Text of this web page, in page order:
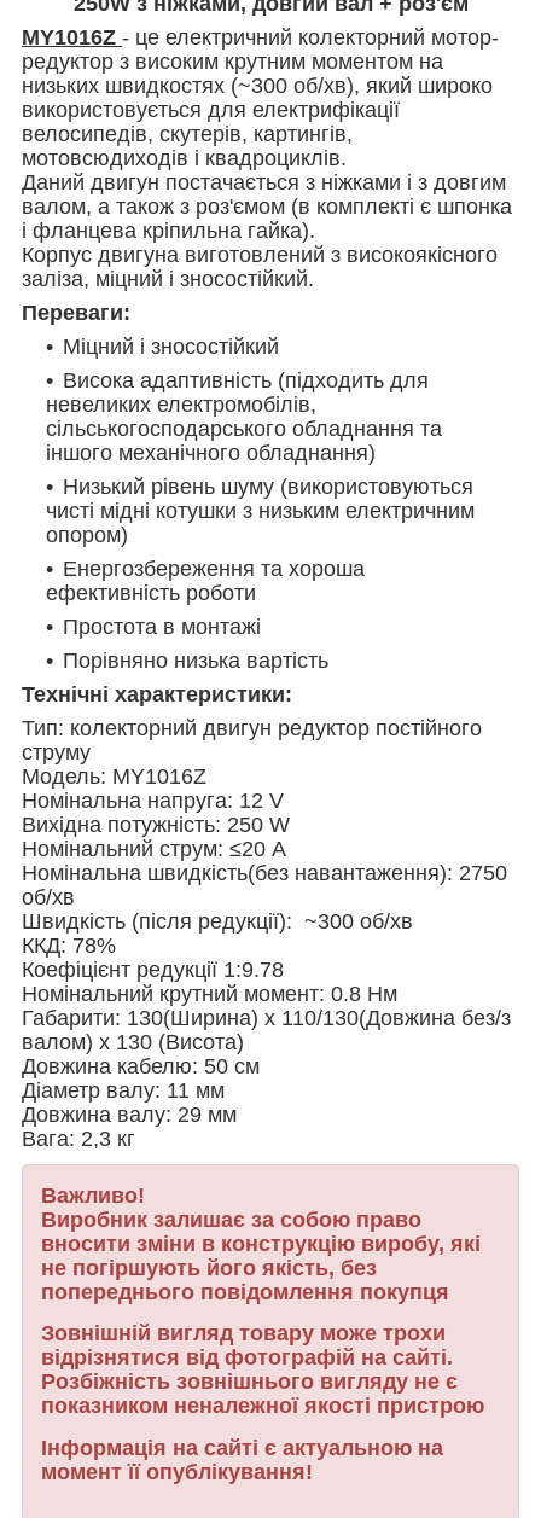
MY1016Z - це електричний колекторний мотор-
редуктор з високим крутним моментом на
низьких швидкостях (~300 об/хв), який широко
використовується для електрифікації
велосипедів, скутерів, картингів,
мотовсюдиходів і квадроциклів.
Даний двигун постачається з ніжками і з довгим
валом, а також з роз'ємом (в комплекті є шпонка
і фланцева кріпильна гайка).
Корпус двигуна виготовлений з високоякісного
заліза, міцний і зносостійкий.
Переваги:
Міцний і зносостійкий
Висока адаптивність (підходить для
невеликих електромобілів,
сільськогосподарського обладнання та
іншого механічного обладнання)
Низький рівень шуму (використовуються
чисті мідні котушки з низьким електричним
опором)
Енергозбереження та хороша
ефективність роботи
Простота в монтажі
Порівняно низька вартість
Технічні характеристики:
Тип: колекторний двигун редуктор постійного
струму
Модель: MY1016Z
Номінальна напруга: 12 V
Вихідна потужність: 250 W
Номінальний струм: ≤20 А
Номінальна швидкість(без навантаження): 2750
об/хв
Швидкість (після редукції): ~300 об/хв
ККД: 78%
Коефіцієнт редукції 1:9.78
Номінальний крутний момент: 0.8 Нм
Габарити: 130(Ширина) х 110/130(Довжина без/з
валом) х 130 (Висота)
Довжина кабелю: 50 см
Діаметр валу: 11 мм
Довжина валу: 29 мм
Вага: 2,3 кг
Важливо!
Виробник залишає за собою право
вносити зміни в конструкцію виробу, які
не погіршують його якість, без
попереднього повідомлення покупця
Зовнішній вигляд товару може трохи
відрізнятися від фотографій на сайті.
Розбіжність зовнішнього вигляду не є
показником неналежної якості пристрою
Інформація на сайті є актуальною на
момент її опублікування!